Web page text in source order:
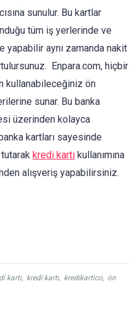
sunulur. Bu kartlar
tüm iş yerlerinde ve
yapabilir aynı zamanda nakit
Enpara.com, hiçbir
kullanabileceğiniz ön
sunar. Bu banka
üzerinden kolayca
kartları sayesinde
tutarak kredi kartı kullanımına
alışveriş yapabilirsiniz.
kartı, kredi kartı, kredikartico, ön